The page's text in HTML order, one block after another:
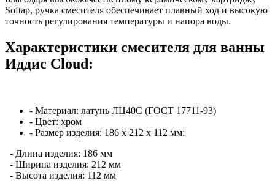
Softap, ручка смесителя обеспечивает плавный ход и высокую
точность регулирования температуры и напора воды.
Характеристики смесителя для ванны
Иддис Cloud:
- Материал: латунь ЛЦ40C (ГОСТ 17711-93)
- Цвет: хром
- Размер изделия: 186 x 212 x 112 мм:
- Длина изделия: 186 мм
- Ширина изделия: 212 мм
- Высота изделия: 112 мм